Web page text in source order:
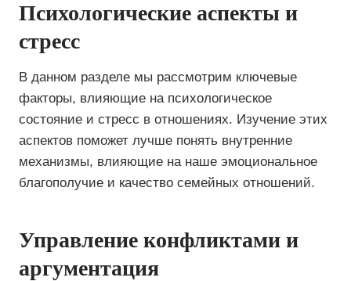
Психологические аспекты и
стресс
В данном разделе мы рассмотрим ключевые
факторы, влияющие на психологическое
состояние и стресс в отношениях. Изучение этих
аспектов поможет лучше понять внутренние
механизмы, влияющие на наше эмоциональное
благополучие и качество семейных отношений.
Управление конфликтами и
аргументация